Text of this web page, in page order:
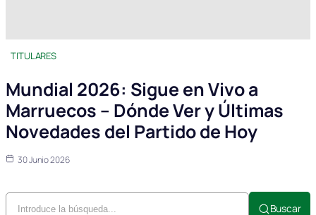
TITULARES
Mundial 2026: Sigue en Vivo a
Marruecos – Dónde Ver y Últimas
Novedades del Partido de Hoy
30 Junio 2026
Buscar